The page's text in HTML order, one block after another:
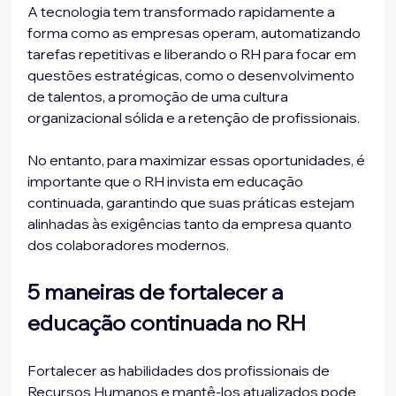
A tecnologia tem transformado rapidamente a
forma como as empresas operam, automatizando
tarefas repetitivas e liberando o RH para focar em
questões estratégicas, como o desenvolvimento
de talentos, a promoção de uma cultura
organizacional sólida e a retenção de profissionais.
No entanto, para maximizar essas oportunidades, é
importante que o RH invista em educação
continuada, garantindo que suas práticas estejam
alinhadas às exigências tanto da empresa quanto
dos colaboradores modernos.
5 maneiras de fortalecer a
educação continuada no RH
Fortalecer as habilidades dos profissionais de
Recursos Humanos e mantê-los atualizados pode